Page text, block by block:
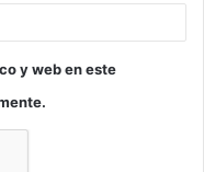
y web en este